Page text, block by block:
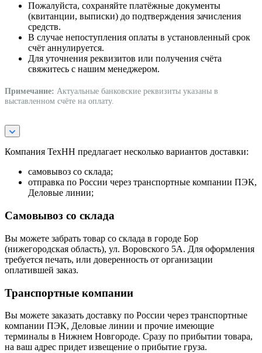
Пожалуйста, сохраняйте платёжные документы
(квитанции, выписки) до подтверждения зачисления
средств.
В случае непоступления оплаты в установленный срок
счёт аннулируется.
Для уточнения реквизитов или получения счёта
свяжитесь с нашим менеджером.
Примечание: Актуальные банковские реквизиты указаны в
выставленном счёте на оплату.
Компания ТехНН предлагает несколько вариантов доставки:
самовывоз со склада;
отправка по России через транспортные компании ПЭК,
Деловые линии;
Самовывоз со склада
Вы можете забрать товар со склада в городе Бор
(нижегородская область), ул. Воровского 5А. Для оформления
требуется печать, или доверенность от организации
оплатившей заказ.
Транспортные компании
Вы можете заказать доставку по России через транспортные
компании ПЭК, Деловые линии и прочие имеющие
терминалы в Нижнем Новгороде. Сразу по прибытии товара,
на ваш адрес придет извещение о прибытие груза.